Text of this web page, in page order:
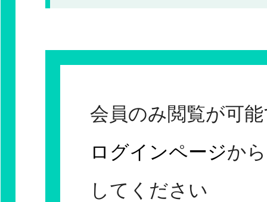
会員のみ閲覧が可
ログインページか
してください